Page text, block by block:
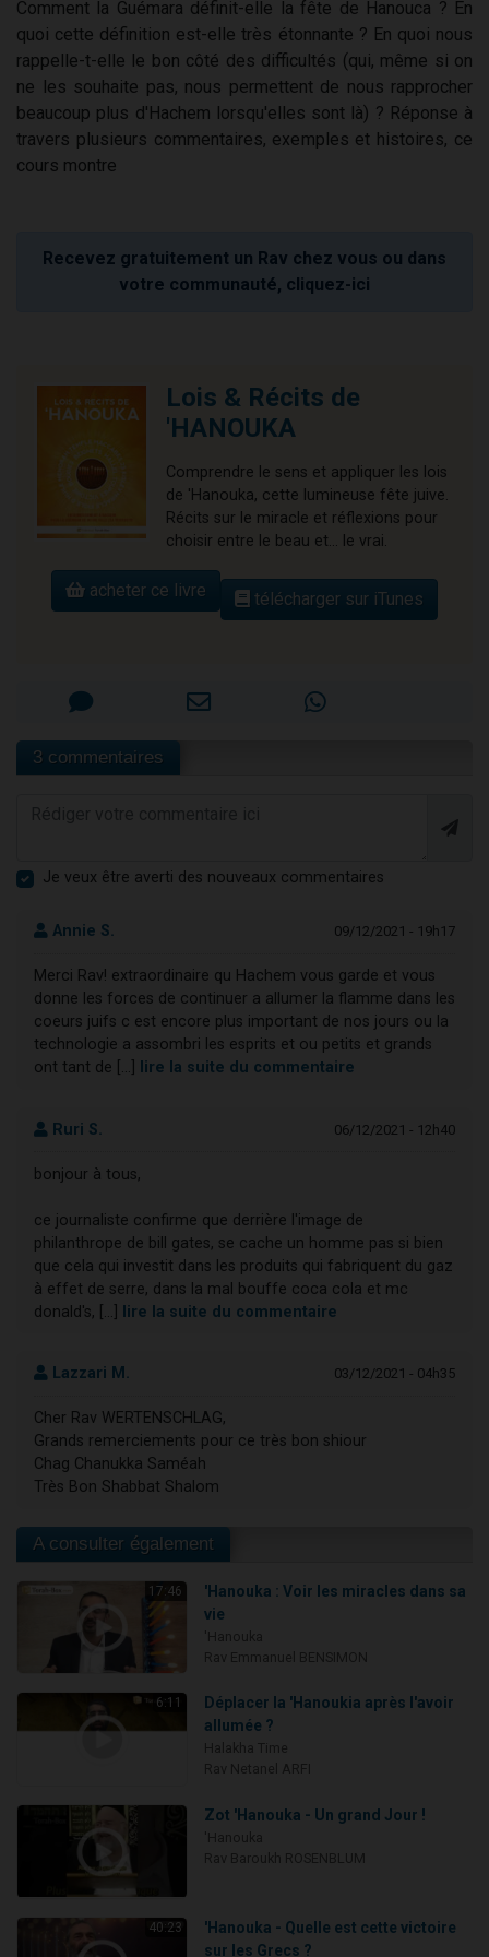
Comment la Guémara définit-elle la fête de Hanouca ? En
quoi cette définition est-elle très étonnante ? En quoi nous
rappelle-t-elle le bon côté des difficultés (qui, même si on
ne les souhaite pas, nous permettent de nous rapprocher
beaucoup plus d'Hachem lorsqu'elles sont là) ? Réponse à
travers plusieurs commentaires, exemples et histoires, ce
cours montre
Recevez gratuitement un Rav chez vous ou dans
votre communauté, cliquez-ici
Lois & Récits de
'HANOUKA
Comprendre le sens et appliquer les lois
de 'Hanouka, cette lumineuse fête juive.
Récits sur le miracle et réflexions pour
choisir entre le beau et... le vrai.
acheter ce livre télécharger sur iTunes
3 commentaires
Je veux être averti des nouveaux commentaires
Annie S. 09/12/2021 - 19h17
Merci Rav! extraordinaire qu Hachem vous garde et vous
donne les forces de continuer a allumer la flamme dans les
coeurs juifs c est encore plus important de nos jours ou la
technologie a assombri les esprits et ou petits et grands
ont tant de [...] lire la suite du commentaire
Ruri S. 06/12/2021 - 12h40
bonjour à tous,
ce journaliste confirme que derrière l'image de
philanthrope de bill gates, se cache un homme pas si bien
que cela qui investit dans les produits qui fabriquent du gaz
à effet de serre, dans la mal bouffe coca cola et mc
donald's, [...]
lire la suite du commentaire
Lazzari M. 03/12/2021 - 04h35
Cher Rav WERTENSCHLAG,
Grands remerciements pour ce très bon shiour
Chag Chanukka Saméah
Très Bon Shabbat Shalom
A consulter également
17:46
'Hanouka : Voir les miracles dans sa
vie
6:11
Déplacer la 'Hanoukia après l'avoir
allumée ?
Zot 'Hanouka - Un grand Jour !
40:23
'Hanouka - Quelle est cette victoire
sur les Grecs ?